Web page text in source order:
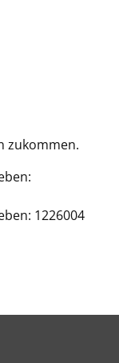
zukommen.
1226004